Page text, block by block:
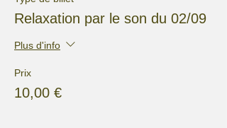
Relaxation par le son du 02/09
Plus d'info
Prix
10,00 €